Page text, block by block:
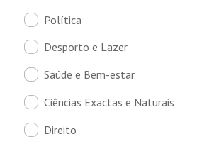
Política
Desporto e Lazer
Saúde e Bem-estar
Ciências Exactas e Naturais
Direito